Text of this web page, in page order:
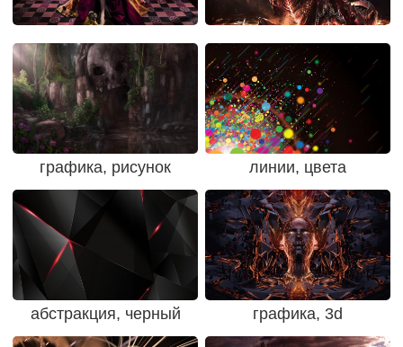
графика, рисунок линии, цвета
абстракция, черный графика, 3d